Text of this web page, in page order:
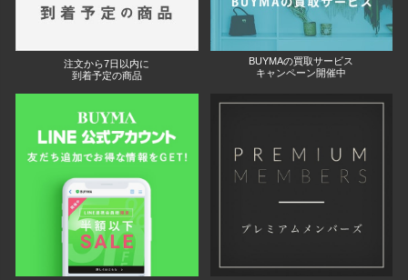
注文から7日以内に
到着予定の商品
BUYMAの買取サービス
キャンペーン開催中